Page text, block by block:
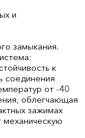
и
замыкания.
к
соединения
от -40
облегчающая
зажимах